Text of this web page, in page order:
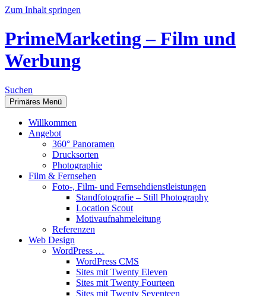
Zum Inhalt springen
PrimeMarketing – Film und
Werbung
Suchen
Primäres Menü
Willkommen
Angebot
360° Panoramen
Drucksorten
Photographie
Film & Fernsehen
Foto-, Film- und Fernsehdienstleistungen
Standfotografie – Still Photography
Location Scout
Motivaufnahmeleitung
Referenzen
Web Design
WordPress …
WordPress CMS
Sites mit Twenty Eleven
Sites mit Twenty Fourteen
Sites mit Twenty Seventeen